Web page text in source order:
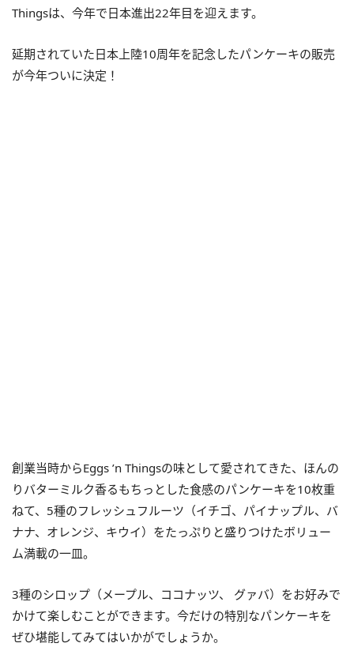
Thingsは、今年で日本進出22年目を迎えます。
延期されていた日本上陸10周年を記念したパンケーキの販売
が今年ついに決定！
創業当時からEggs ’n Thingsの味として愛されてきた、ほんの
りバターミルク香るもちっとした食感のパンケーキを10枚重
ねて、5種のフレッシュフルーツ（イチゴ、パイナップル、バ
ナナ、オレンジ、キウイ）をたっぷりと盛りつけたボリュー
ム満載の一皿。
3種のシロップ（メープル、ココナッツ、 グァバ）をお好みで
かけて楽しむことができます。今だけの特別なパンケーキを
ぜひ堪能してみてはいかがでしょうか。